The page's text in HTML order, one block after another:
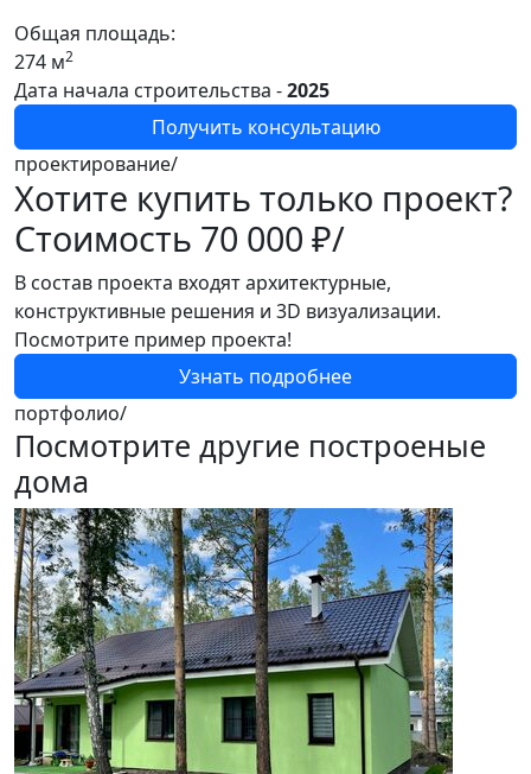
Общая площадь:
274 м2
Дата начала строительства -2025
Получить консультацию
проектирование/
Хотите купить только проект?
Стоимость 70 000 ₽/
В состав проекта входят архитектурные,
конструктивные решения и 3D визуализации.
Посмотрите пример проекта!
Узнать подробнее
портфолио/
Посмотрите другие построеные
дома